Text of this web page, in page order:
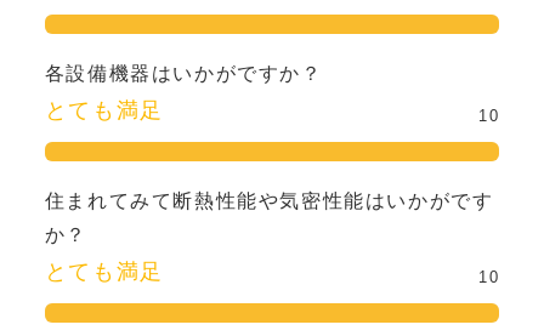
各設備機器はいかがですか？
とても満足 10
住まれてみて断熱性能や気密性能はいかがです
か？
とても満足 10